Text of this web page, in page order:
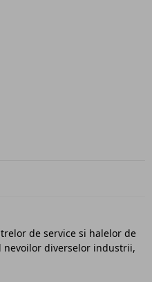
de service si halelor de
nevoilor diverselor industrii,